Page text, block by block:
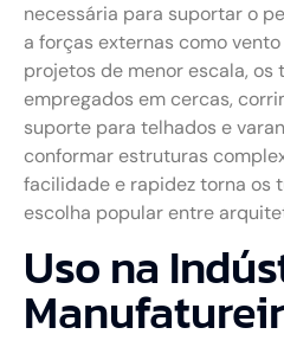
necessária para suportar o
a forças externas como
projetos de menor escala,
empregados em cercas,
suporte para telhados e
conformar estruturas
facilidade e rapidez torna os
escolha popular entre
Uso na